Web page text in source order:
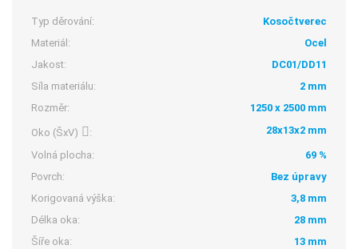
Typ děrování:
Kosočtverec
Materiál:
Ocel
Jakost:
DC01/DD11
Síla materiálu:
2 mm
Rozměr:
1250 x 2500 mm
Oko (ŠxV) : 28x13x2 mm
Volná plocha:
69 %
Povrch:
Bez úpravy
Korigovaná výška:
3,8 mm
Délka oka:
28 mm
Šíře oka:
13 mm